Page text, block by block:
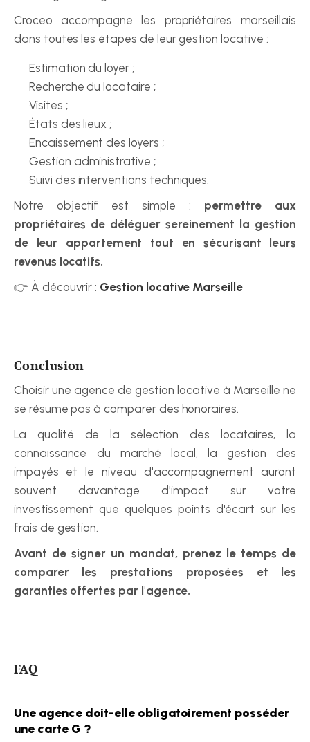
Croceo accompagne les propriétaires marseillais
dans toutes les étapes de leur gestion locative :
Estimation du loyer ;
Recherche du locataire ;
Visites ;
États des lieux ;
Encaissement des loyers ;
Gestion administrative ;
Suivi des interventions techniques.
Notre objectif est simple : permettre aux
propriétaires de déléguer sereinement la gestion
de leur appartement tout en sécurisant leurs
revenus locatifs.
👉 À découvrir : Gestion locative Marseille
Conclusion
Choisir une agence de gestion locative à Marseille ne
se résume pas à comparer des honoraires.
La qualité de la sélection des locataires, la
connaissance du marché local, la gestion des
impayés et le niveau d'accompagnement auront
souvent davantage d'impact sur votre
investissement que quelques points d'écart sur les
frais de gestion.
Avant de signer un mandat, prenez le temps de
comparer les prestations proposées et les
garanties offertes par l'agence.
FAQ
Une agence doit-elle obligatoirement posséder
une carte G ?